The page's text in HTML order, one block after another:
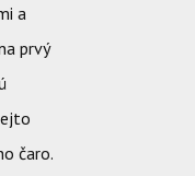
a
prvý
čaro.